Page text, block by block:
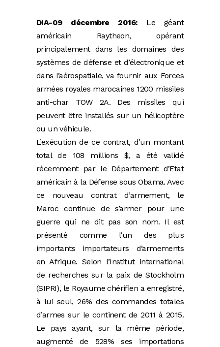
DIA-09 décembre 2016: Le géant
américain Raytheon, opérant
principalement dans les domaines des
systèmes de défense et d’électronique et
dans l’aérospatiale, va fournir aux Forces
armées royales marocaines 1200 missiles
anti-char TOW 2A. Des missiles qui
peuvent être installés sur un hélicoptère
ou un véhicule.
L’exécution de ce contrat, d’un montant
total de 108 millions $, a été validé
récemment par le Département d’Etat
américain à la Défense sous Obama. Avec
ce nouveau contrat d’armement, le
Maroc continue de s’armer pour une
guerre qui ne dit pas son nom. Il est
présenté comme l’un des plus
importants importateurs d’armements
en Afrique. Selon l’Institut international
de recherches sur la paix de Stockholm
(SIPRI), le Royaume chérifien a enregistré,
à lui seul, 26% des commandes totales
d’armes sur le continent de 2011 à 2015.
Le pays ayant, sur la même période,
augmenté de 528% ses importations